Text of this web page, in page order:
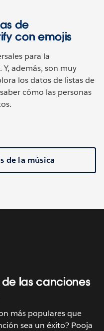
de
con emojis
para la
además, son muy
los datos de listas de
cómo las personas
de la música
las canciones
más populares que
sea un éxito? Pooja